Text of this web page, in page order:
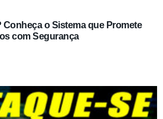
Conheça o Sistema que Promete
com Segurança